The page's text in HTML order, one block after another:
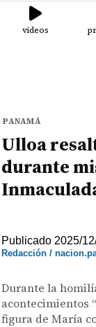
videos
PANAMÁ
Ulloa
durante
Publicado 2025/
Redacción /
Durante la
acontecimientos
figura de María